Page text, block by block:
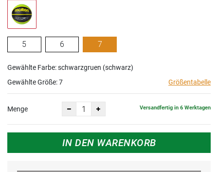
5 6 7
Gewählte Farbe: schwarzgruen (schwarz)
Gewählte Größe:7 Größentabelle
Menge Versandfertig in 6 Werktagen
IN DEN WARENKORB